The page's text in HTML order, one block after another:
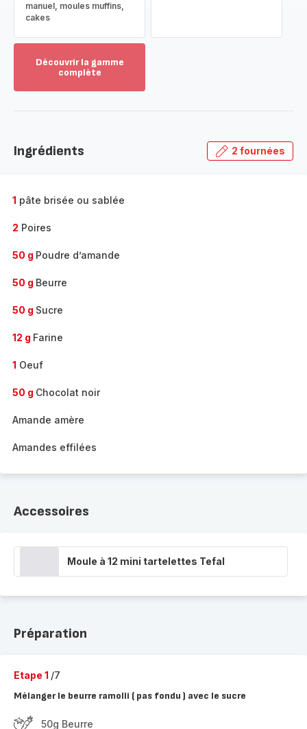
manuel, moules muffins,
cakes
Découvrir la gamme
complète
gamme
Ingrédients 2 fournées
1 pâte brisée ou sablée
2 Poires
50 g Poudre d’amande
50 g Beurre
50 g Sucre
12 g Farine
1 Oeuf
50 g Chocolat noir
Amande amère
Amandes effilées
Accessoires
Moule à 12 mini tartelettes Tefal
Préparation
Etape 1 /7
Mélanger le beurre ramolli ( pas fondu ) avec le sucre
50g Beurre